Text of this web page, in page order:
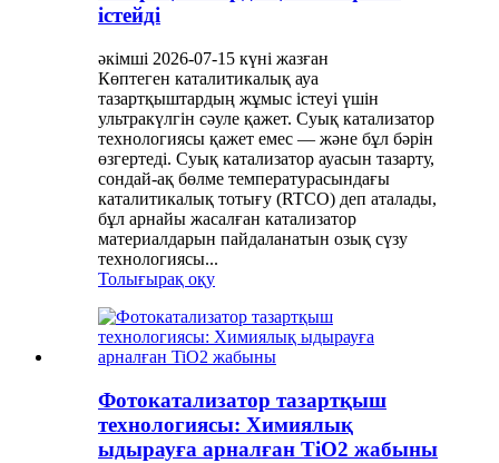
істейді
әкімші 2026-07-15 күні жазған
Көптеген каталитикалық ауа
тазартқыштардың жұмыс істеуі үшін
ультракүлгін сәуле қажет. Суық катализатор
технологиясы қажет емес — және бұл бәрін
өзгертеді. Суық катализатор ауасын тазарту,
сондай-ақ бөлме температурасындағы
каталитикалық тотығу (RTCO) деп аталады,
бұл арнайы жасалған катализатор
материалдарын пайдаланатын озық сүзу
технологиясы...
Толығырақ оқу
Фотокатализатор тазартқыш
технологиясы: Химиялық
ыдырауға арналған TiO2 жабыны